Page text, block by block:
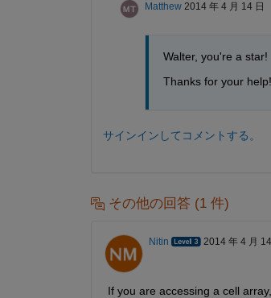
Matthew 2014 年 4 月 14 日
Walter, you're a star!
Thanks for your help!
サインインしてコメントする。
その他の回答 (1 件)
Nitin 2014 年 4 月
If you are accessing a cell